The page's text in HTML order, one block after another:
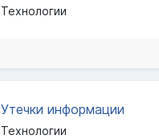
Технологии
Утечки информации
Технологии